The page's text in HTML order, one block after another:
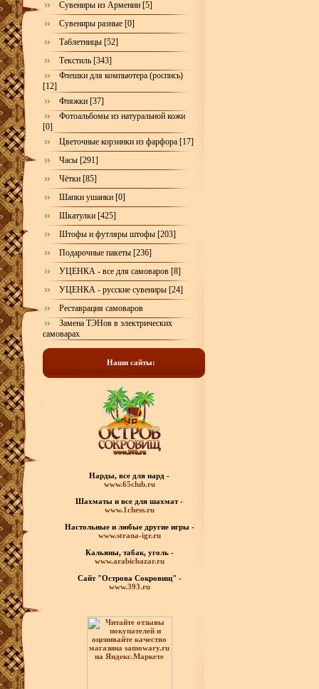
Сувениры из Армении [5]
Сувениры разные [0]
Таблетницы [52]
Текстиль [343]
Флешки для компьютера (роспись)
[12]
Фляжки [37]
Фотоальбомы из натуральной кожи
[0]
Цветочные корзинки из фарфора [17]
Часы [291]
Чётки [85]
Шапки ушанки [0]
Шкатулки [425]
Штофы и футляры штофы [203]
Подарочные пакеты [236]
УЦЕНКА - все для самоваров [8]
УЦЕНКА - русские сувениры [24]
Реставрация самоваров
Замена ТЭНов в электрических
самоварах
Наши сайты:
Нарды, все для нард -
www.65club.ru
Шахматы и все для шахмат -
www.1chess.ru
Настольные и любые другие игры -
www.strana-igr.ru
Кальяны, табак, уголь -
www.arabicbazar.ru
Сайт "Острова Сокровищ" -
www.393.ru